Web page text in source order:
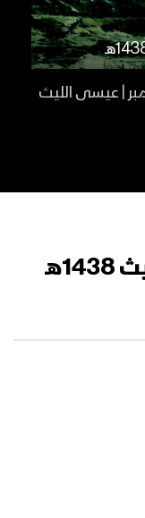
براق 21 سبتمبر | عيسى الليث
– 1439هـ
الليث و